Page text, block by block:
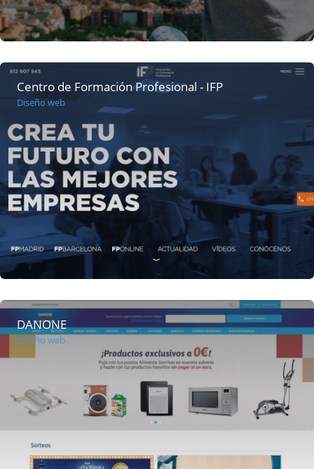
Centro de Formación Profesional - IFP
Diseño web
DANONE
Diseño web